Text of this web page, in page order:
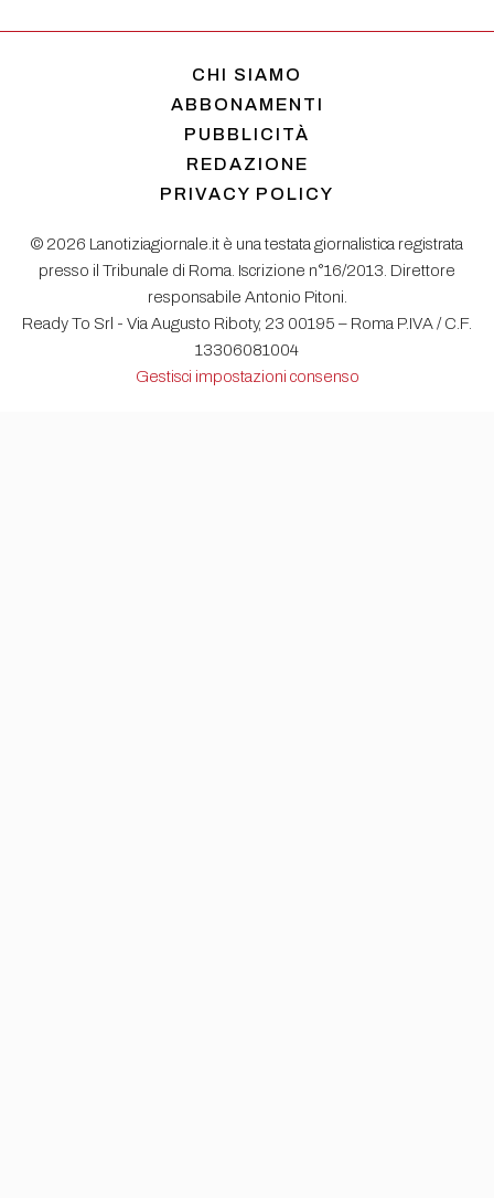
CHI SIAMO
ABBONAMENTI
PUBBLICITÀ
REDAZIONE
PRIVACY POLICY
© 2026 Lanotiziagiornale.it è una testata giornalistica registrata
presso il Tribunale di Roma. Iscrizione n°16/2013. Direttore
responsabile Antonio Pitoni.
Ready To Srl - Via Augusto Riboty, 23 00195 – Roma P.IVA / C.F.
13306081004
Gestisci impostazioni consenso